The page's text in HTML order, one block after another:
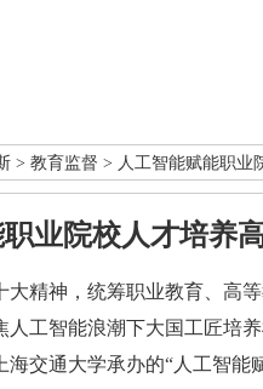
> 教育监督 > 人工智能赋能职业
业院校人才培养
，统筹职业教育、高等
工智能浪潮下大国工匠培
海交通大学承办的“人工智能